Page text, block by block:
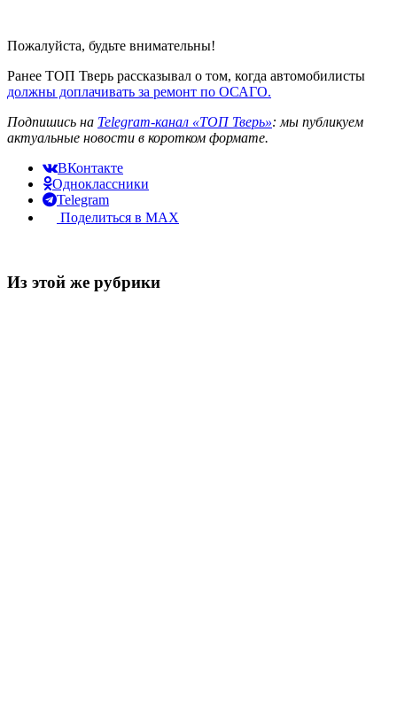
Пожалуйста, будьте внимательны!
Ранее ТОП Тверь рассказывал о том, когда автомобилисты
должны доплачивать за ремонт по ОСАГО.
Подпишись на Telegram-канал «ТОП Тверь»: мы публикуем
актуальные новости в коротком формате.
ВКонтакте
Одноклассники
Telegram
Поделиться в MAX
Из этой же рубрики